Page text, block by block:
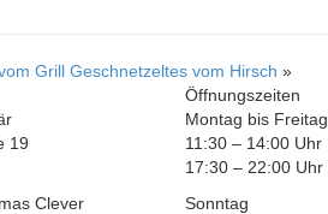
Grill Geschnetzeltes vom Hirsch »
19
Clever
Öffnungszeiten
Montag bis Freitag
11:30 – 14:00 Uhr
17:30 – 22:00 Uhr
Sonntag